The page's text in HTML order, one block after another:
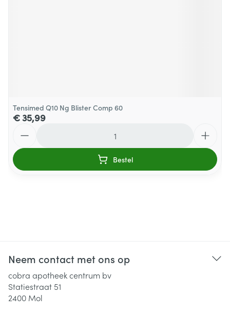
Tensimed Q10 Ng Blister Comp 60
€ 35,99
Bestel
Neem contact met ons op
cobra apotheek centrum bv
Statiestraat 51
2400 Mol